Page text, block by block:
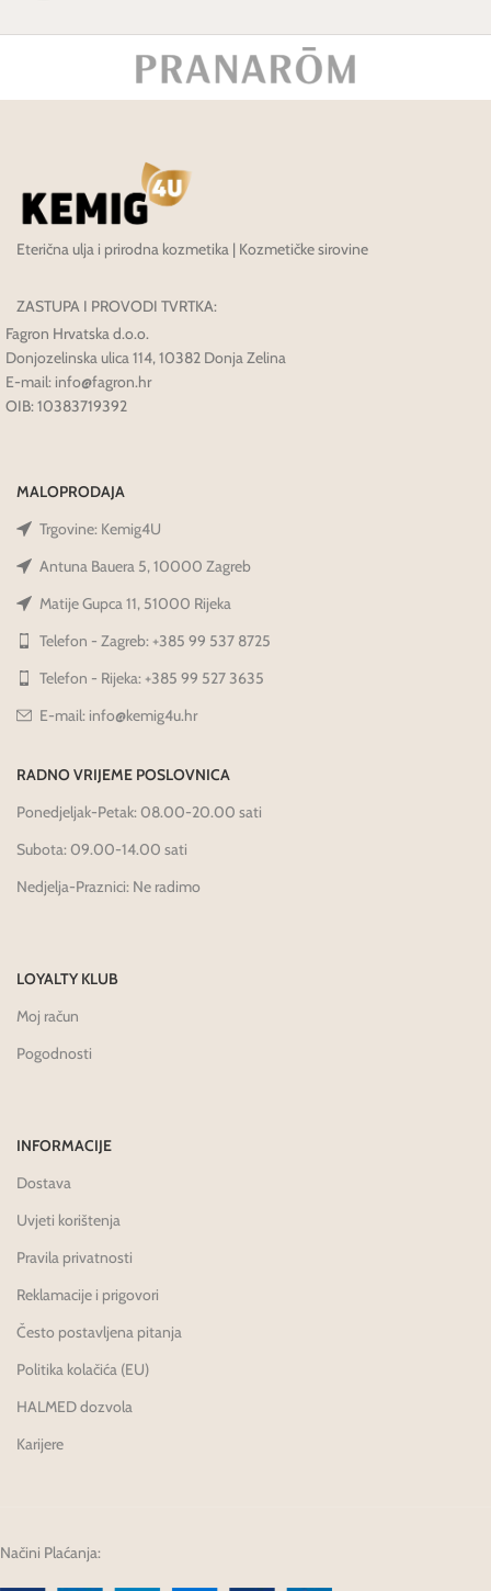
Eterična ulja i prirodna kozmetika | Kozmetičke sirovine
ZASTUPA I PROVODI TVRTKA:
Fagron Hrvatska d.o.o.
Donjozelinska ulica 114, 10382 Donja Zelina
E-mail: info@fagron.hr
OIB: 10383719392
MALOPRODAJA
Trgovine: Kemig4U
Antuna Bauera 5, 10000 Zagreb
Matije Gupca 11, 51000 Rijeka
Telefon - Zagreb: +385 99 537 8725
Telefon - Rijeka: +385 99 527 3635
E-mail: info@kemig4u.hr
RADNO VRIJEME POSLOVNICA
Ponedjeljak-Petak: 08.00-20.00 sati
Subota: 09.00-14.00 sati
Nedjelja-Praznici: Ne radimo
LOYALTY KLUB
Moj račun
Pogodnosti
INFORMACIJE
Dostava
Uvjeti korištenja
Pravila privatnosti
Reklamacije i prigovori
Često postavljena pitanja
Politika kolačića (EU)
HALMED dozvola
Karijere
Načini Plaćanja: